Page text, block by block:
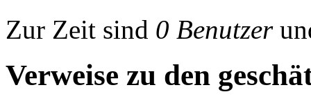
Zur Zeit sind 0 Benutzer
Verweise zu den